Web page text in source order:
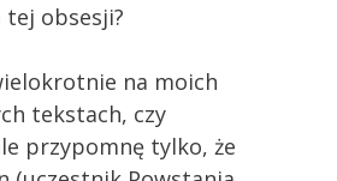
tej obsesji?
na moich
tekstach, czy
przypomnę tylko, że